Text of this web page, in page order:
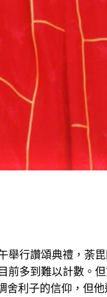
舉行讚頌典禮，荼
前多到難以計數。
舍利子的信仰，但